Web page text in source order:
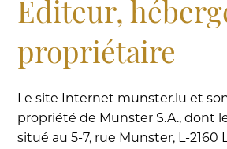
Éditeur,
propriétaire
Le site Internet munster.lu et
propriété de Munster S.A., dont
situé au 5-7, rue Munster, L-